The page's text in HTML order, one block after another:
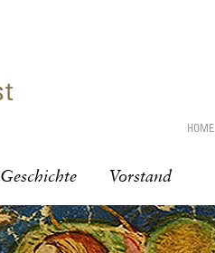
HOME
Geschichte Vorstand